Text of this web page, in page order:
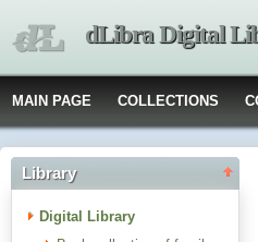
dLibra Digital
MAIN PAGE COLLECTIONS
Library
Digital Library